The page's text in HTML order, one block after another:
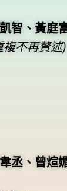
智、黃庭
不再贅述)
丞、曾煊